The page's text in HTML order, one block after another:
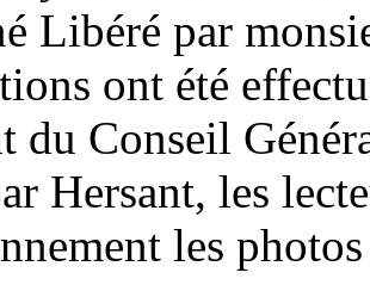
Libéré par
ont été
du Conseil
Hersant, les
les